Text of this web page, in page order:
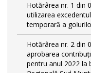
Hotărârea nr. 1 din
utilizarea
temporară a
Hotărârea nr. 2 din
aprobarea
pentru anul 2022 la